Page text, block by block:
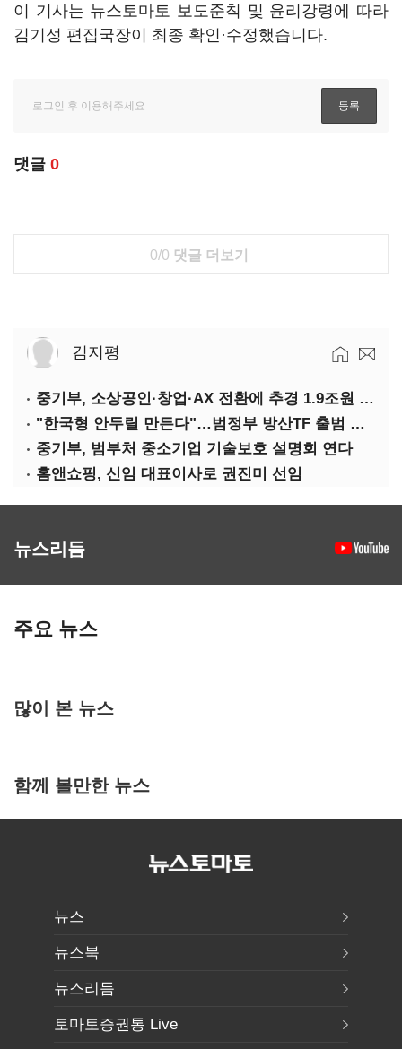
이 기사는 뉴스토마토 보도준칙 및 윤리강령에 따라
김기성 편집국장이 최종 확인·수정했습니다.
댓글 0
0/0 댓글 더보기
김지평
중기부, 소상공인·창업·AX 전환에 추경 1.9조원 편성
"한국형 안두릴 만든다"…범정부 방산TF 출범 초읽기
중기부, 범부처 중소기업 기술보호 설명회 연다
홈앤쇼핑, 신임 대표이사로 권진미 선임
뉴스리듬
주요 뉴스
많이 본 뉴스
함께 볼만한 뉴스
뉴스
뉴스북
뉴스리듬
토마토증권통 Live